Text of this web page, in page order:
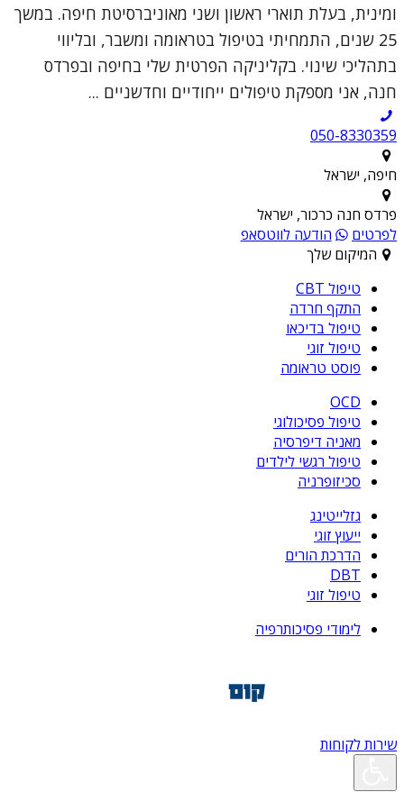
ומינית, בעלת תוארי ראשון ושני מאוניברסיטת חיפה. במשך
25 שנים, התמחיתי בטיפול בטראומה ומשבר, ובליווי
בתהליכי שינוי. בקליניקה הפרטית שלי בחיפה ובפרדס
חנה, אני מספקת טיפולים ייחודיים וחדשניים ...
050-8330359
חיפה, ישראל
פרדס חנה כרכור, ישראל
לפרטים
הודעה לווטסאפ
המיקום שלך
טיפול CBT
התקף חרדה
טיפול בדיכאו
טיפול זוגי
פוסט טראומה
OCD
טיפול פסיכולוגי
מאניה דיפרסיה
טיפול רגשי לילדים
סכיזופרניה
גזלייטינג
ייעוץ זוגי
הדרכת הורים
DBT
טיפול זוגי
לימודי פסיכותרפיה
שירות לקוחות